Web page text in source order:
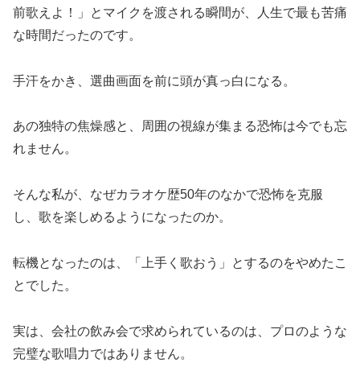
前歌えよ！」とマイクを渡される瞬間が、人生で最も苦痛
な時間だったのです。
手汗をかき、選曲画面を前に頭が真っ白になる。
あの独特の焦燥感と、周囲の視線が集まる恐怖は今でも忘
れません。
そんな私が、なぜカラオケ歴50年のなかで恐怖を克服
し、歌を楽しめるようになったのか。
転機となったのは、「上手く歌おう」とするのをやめたこ
とでした。
実は、会社の飲み会で求められているのは、プロのような
完璧な歌唱力ではありません。